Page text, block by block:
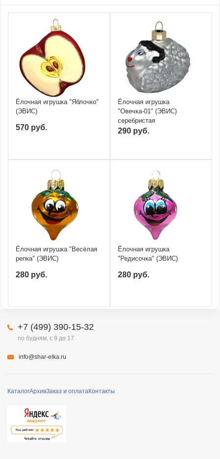
Ёлочная игрушка "Яблочко"
(ЭВИС)
570 руб.
Ёлочная игрушка
"Овечка-01" (ЭВИС)
серебристая
290 руб.
Ёлочная игрушка "Весёлая
репка" (ЭВИС)
280 руб.
Ёлочная игрушка
"Редисочка" (ЭВИС)
280 руб.
КаталогАрхивЗаказ и оплатаКонтакты
+7 (499) 390-15-32
по будням, с 9 до 17
info@shar-elka.ru